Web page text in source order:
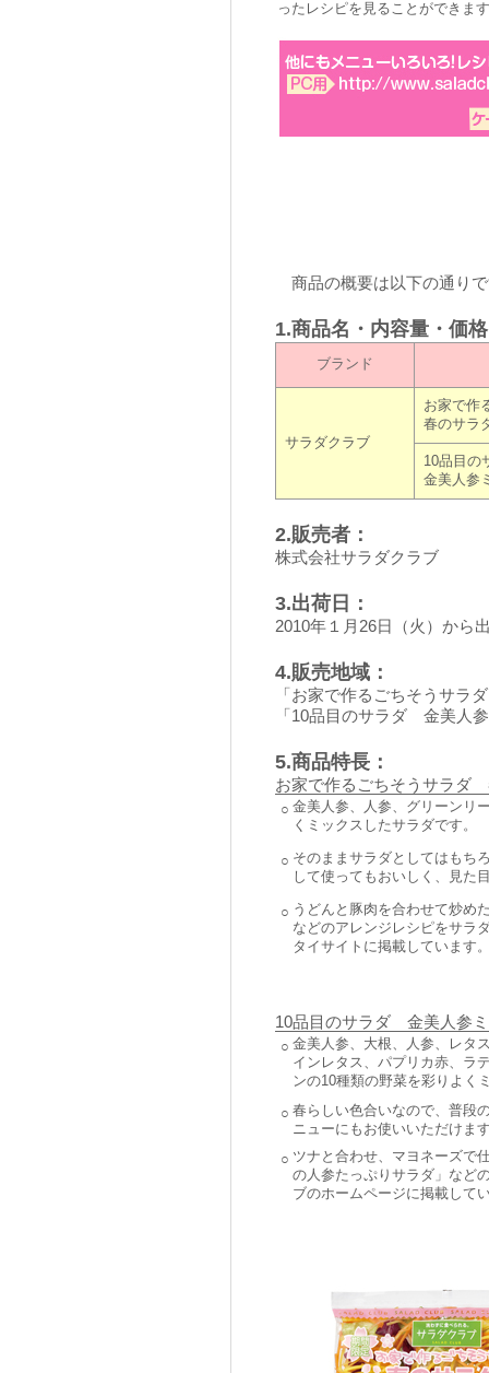
ったレシピを見ることができま
商品の概要は以下の通り
1.商品名・内容量・価
ブランド
サラダクラブ
お家で作
春のサラ
10品目の
金美人参
2.販売者：
株式会社サラダクラブ
3.出荷日：
2010年１月26日（火）から
4.販売地域：
「お家で作るごちそうサラ
「10品目のサラダ 金美人
5.商品特長：
お家で作るごちそうサラダ
○ 金美人参、人参、グリーンリ
くミックスしたサラダです。
○ そのままサラダとしてはもち
して使ってもおいしく、見た
○ うどんと豚肉を合わせて炒め
などのアレンジレシピをサラ
タイサイトに掲載しています
10品目のサラダ 金美人参
○ 金美人参、大根、人参、レタ
インレタス、パプリカ赤、ラ
ンの10種類の野菜を彩りよく
○ 春らしい色合いなので、普段
ニューにもお使いいただけま
○ ツナと合わせ、マヨネーズで
の人参たっぷりサラダ」など
ブのホームページに掲載して